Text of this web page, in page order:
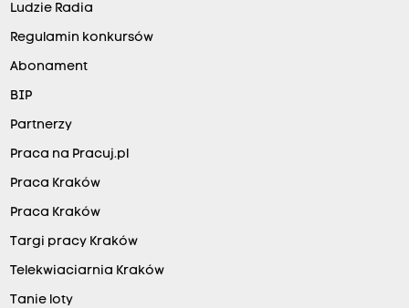
Ludzie Radia
Regulamin konkursów
Abonament
BIP
Partnerzy
Praca na Pracuj.pl
Praca Kraków
Praca Kraków
Targi pracy Kraków
Telekwiaciarnia Kraków
Tanie loty